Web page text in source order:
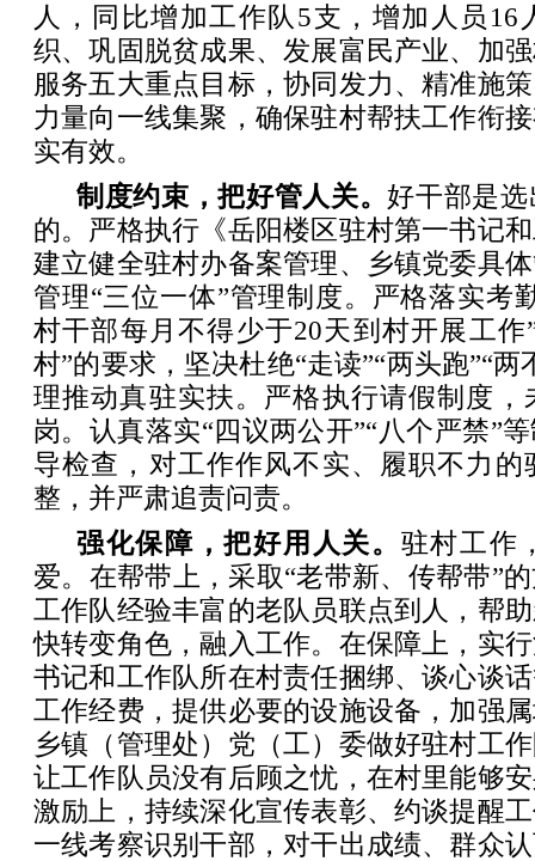
人，同比增加工作队5支，增加人员16
织、巩固脱贫成果、发展富民产业、加
服务五大重点目标，协同发力、精准施
力量向一线集聚，确保驻村帮扶工作衔
实有效。
制度约束，把好管人关。好干部是
的。严格执行《岳阳楼区驻村第一书记
建立健全驻村办备案管理、乡镇党委具
管理“三位一体”管理制度。严格落实考
村干部每月不得少于20天到村开展工作
村”的要求，坚决杜绝“走读”“两头跑”“
理推动真驻实扶。严格执行请假制度，
岗。认真落实“四议两公开”“八个严禁”
导检查，对工作作风不实、履职不力的
整，并严肃追责问责。
强化保障，把好用人关。 驻村工作
爱。在帮带上，采取“老带新、传帮带”
工作队经验丰富的老队员联点到人，帮
快转变角色，融入工作。在保障上，实
书记和工作队所在村责任捆绑、谈心谈
工作经费，提供必要的设施设备，加强
乡镇（管理处）党（工）委做好驻村工
让工作队员没有后顾之忧，在村里能够
激励上，持续深化宣传表彰、约谈提醒
一线考察识别干部，对干出成绩、群众